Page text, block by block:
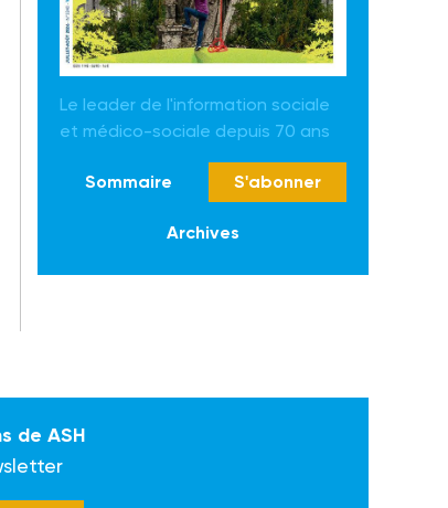
Le leader de l'information sociale
et médico-sociale depuis 70 ans
Sommaire S'abonner
Archives
de ASH